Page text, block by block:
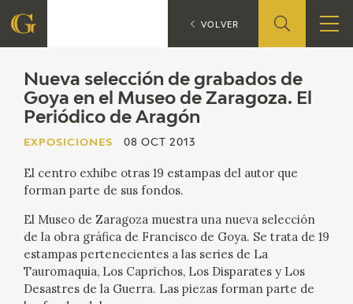
FUNDACIÓN
QUIENES SOMOS
ACCIÓN CORPORATIVA
SEDE
CONTACTO
Nueva selección de grabados de
Goya en el Museo de Zaragoza. El
Periódico de Aragón
EXPOSICIONES 08 OCT 2013
El centro exhibe otras 19 estampas del autor que
forman parte de sus fondos.
El Museo de Zaragoza muestra una nueva selección
de la obra gráfica de Francisco de Goya. Se trata de 19
estampas pertenecientes a las series de La
Tauromaquia, Los Caprichos, Los Disparates y Los
Desastres de la Guerra. Las piezas forman parte de
EXPOSICIONES Nueva
VOLVER